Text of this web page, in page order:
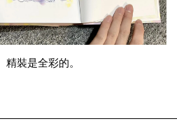
精裝是全彩的。